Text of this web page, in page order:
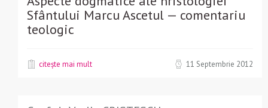
Sfântului Marcu Ascetul — comentariu
teologic
citește mai mult 11 Septembrie 2012